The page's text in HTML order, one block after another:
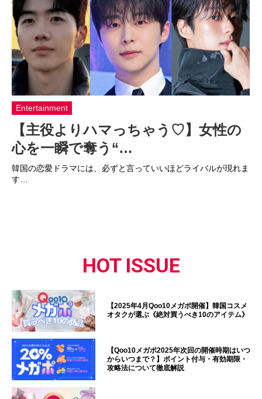
Entertainment
【主役よりハマっちゃう♡】女性の
心を一瞬で奪う“…
韓国の恋愛ドラマには、必ずと言っていいほどライバルが現れま
す…
HOT ISSUE
【2025年4月Qoo10メガポ開催】韓国コスメ
オタクが選ぶ《絶対買うべき10のアイテム》
【Qoo10メガポ2025年次回の開催時期はいつ
からいつまで？】ポイント付与・有効期限・
攻略法について徹底解説